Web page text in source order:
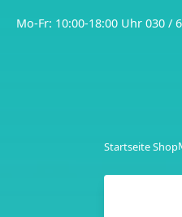
Mo-Fr: 10:00-18:00 Uhr 030 /
Startseite Shop